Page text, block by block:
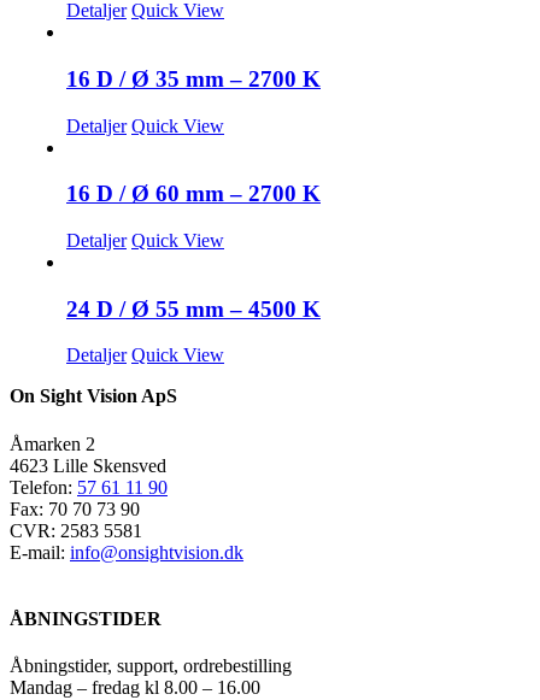
Detaljer Quick View
16 D / Ø 35 mm – 2700 K
Detaljer Quick View
16 D / Ø 60 mm – 2700 K
Detaljer Quick View
24 D / Ø 55 mm – 4500 K
Detaljer Quick View
On Sight Vision ApS
Åmarken 2
4623 Lille Skensved
Telefon: 57 61 11 90
Fax: 70 70 73 90
CVR: 2583 5581
E-mail: info@onsightvision.dk
ÅBNINGSTIDER
Åbningstider, support, ordrebestilling
Mandag – fredag kl 8.00 – 16.00